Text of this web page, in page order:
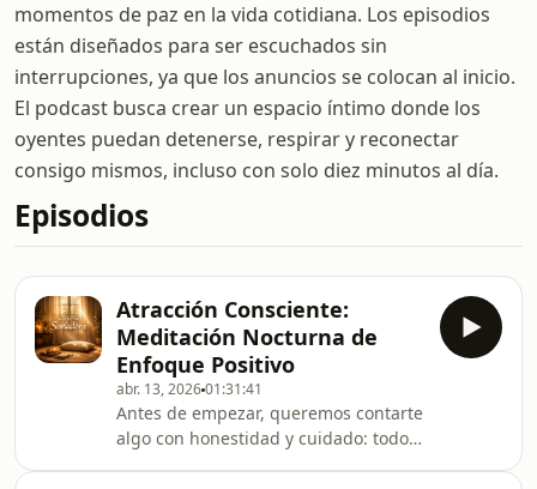
momentos de paz en la vida cotidiana. Los episodios
están diseñados para ser escuchados sin
interrupciones, ya que los anuncios se colocan al inicio.
El podcast busca crear un espacio íntimo donde los
oyentes puedan detenerse, respirar y reconectar
consigo mismos, incluso con solo diez minutos al día.
Episodios
Atracción Consciente:
Meditación Nocturna de
Enfoque Positivo
abr. 13, 202601:31:41
Antes de empezar, queremos contarte
algo con honestidad y cuidado: todos